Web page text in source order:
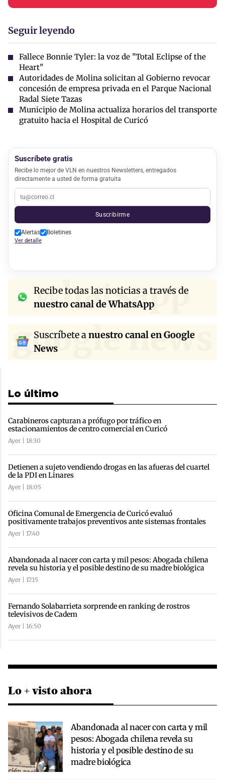
Seguir leyendo
Fallece Bonnie Tyler: la voz de "Total Eclipse of the
Heart"
Autoridades de Molina solicitan al Gobierno revocar
concesión de empresa privada en el Parque Nacional
Radal Siete Tazas
Municipio de Molina actualiza horarios del transporte
gratuito hacia el Hospital de Curicó
Suscríbete gratis
Recibe lo mejor de VLN en nuestros Newsletters, entregados
directamente a usted de forma gratuita
Suscribirme
Alertas Boletines
Ver detalle
whatsapp
Recibe todas las noticias a través de
nuestro canal de WhatsApp
google news
Suscríbete a nuestro canal en Google
News
Lo último
Carabineros capturan a prófugo por tráfico en
estacionamientos de centro comercial en Curicó
Ayer | 18:30
Detienen a sujeto vendiendo drogas en las afueras del cuartel
de la PDI en Linares
Ayer | 18:05
Oficina Comunal de Emergencia de Curicó evaluó
positivamente trabajos preventivos ante sistemas frontales
Ayer | 17:40
Abandonada al nacer con carta y mil pesos: Abogada chilena
revela su historia y el posible destino de su madre biológica
Ayer | 17:15
Fernando Solabarrieta sorprende en ranking de rostros
televisivos de Cadem
Ayer | 16:50
Lo + visto ahora
Abandonada al nacer con carta y mil
pesos: Abogada chilena revela su
historia y el posible destino de su
madre biológica